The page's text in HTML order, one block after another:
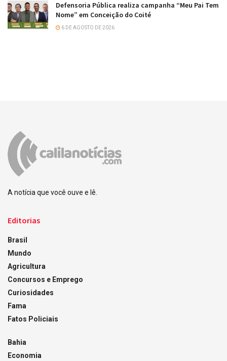
Defensoria Pública realiza campanha “Meu Pai Tem
Nome” em Conceição do Coité
6 DE AGOSTO DE 2026
A notícia que você ouve e lê.
Editorias
Brasil
Mundo
Agricultura
Concursos e Emprego
Curiosidades
Fama
Fatos Policiais
Bahia
Economia